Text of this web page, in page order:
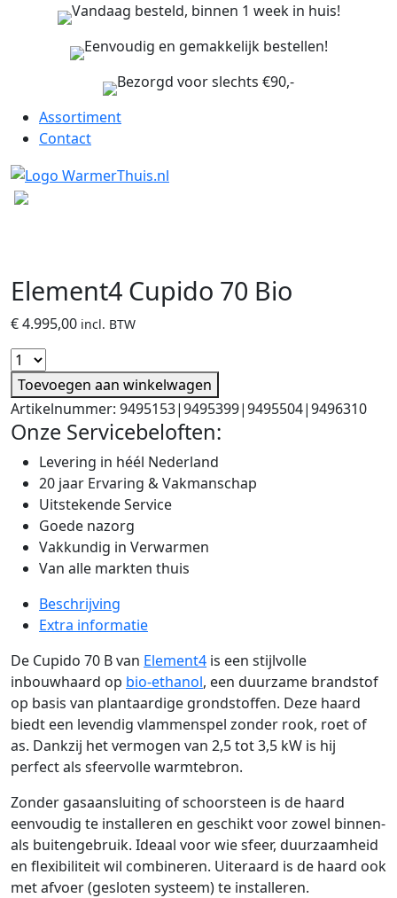
Vandaag besteld, binnen 1 week in huis!
Eenvoudig en gemakkelijk bestellen!
Bezorgd voor slechts €90,-
Assortiment
Contact
Element4 Cupido 70 Bio
€4.995,00 incl. BTW
Toevoegen aan winkelwagen
Artikelnummer: 9495153|9495399|9495504|9496310
Onze Servicebeloften:
Levering in héél Nederland
20 jaar Ervaring & Vakmanschap
Uitstekende Service
Goede nazorg
Vakkundig in Verwarmen
Van alle markten thuis
Beschrijving
Extra informatie
De Cupido 70 B van Element4 is een stijlvolle
inbouwhaard op bio-ethanol, een duurzame brandstof
op basis van plantaardige grondstoffen. Deze haard
biedt een levendig vlammenspel zonder rook, roet of
as. Dankzij het vermogen van 2,5 tot 3,5 kW is hij
perfect als sfeervolle warmtebron.
Zonder gasaansluiting of schoorsteen is de haard
eenvoudig te installeren en geschikt voor zowel binnen-
als buitengebruik. Ideaal voor wie sfeer, duurzaamheid
en flexibiliteit wil combineren. Uiteraard is de haard ook
met afvoer (gesloten systeem) te installeren.